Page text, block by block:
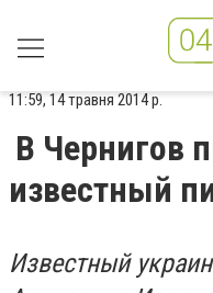
11:59, 14 травня 2014 р.
В Чернигов
известный
Известный